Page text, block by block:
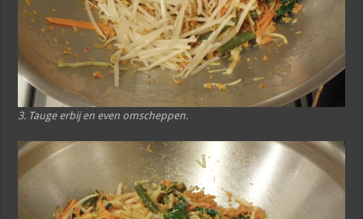
3. Tauge erbij en even omscheppen.